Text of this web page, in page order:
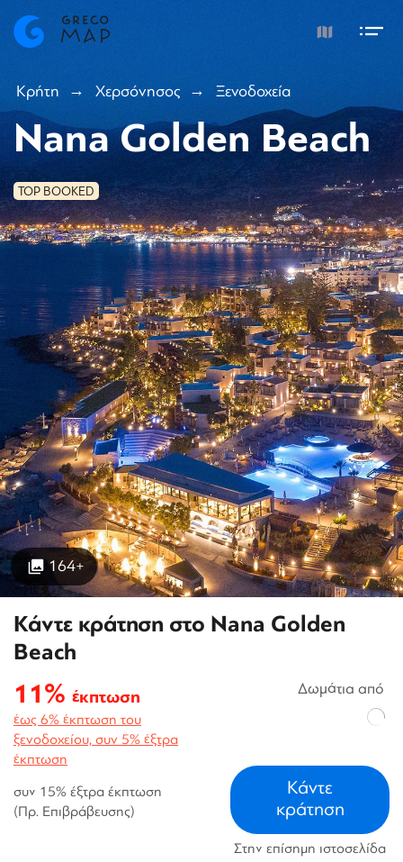
Κρήτη Χερσόνησος Ξενοδοχεία
Nana Golden Beach
TOP BOOKED
164+
Κάντε κράτηση στο Nana Golden
Beach
11% έκπτωση
έως 6% έκπτωση του
ξενοδοχείου, συν 5% έξτρα
έκπτωση
συν 15% έξτρα έκπτωση
(Πρ. Επιβράβευσης)
Δωμάτια από
Κάντε
κράτηση
Στην επίσημη ιστοσελίδα